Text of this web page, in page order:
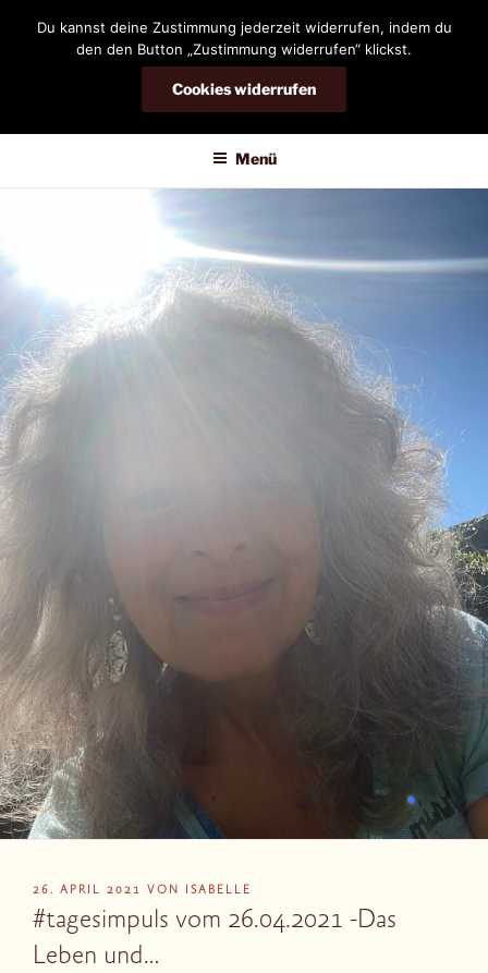
DIANDRA-CIRCLE
Menü
VERÖFFENTLICHT
AM
26. APRIL 2021 VON ISABELLE
#tagesimpuls vom 26.04.2021 -Das
Leben und…
Du kannst deine Zustimmung jederzeit widerrufen, indem du
den den Button „Zustimmung widerrufen“ klickst.
Cookies widerrufen